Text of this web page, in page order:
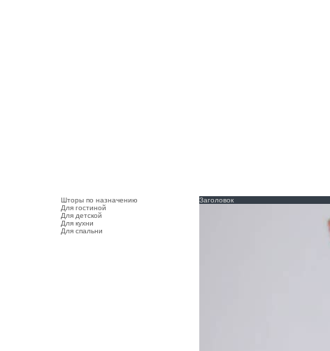
Шторы по назначению
Для гостиной
Для детской
Для кухни
Для спальни
Заголовок